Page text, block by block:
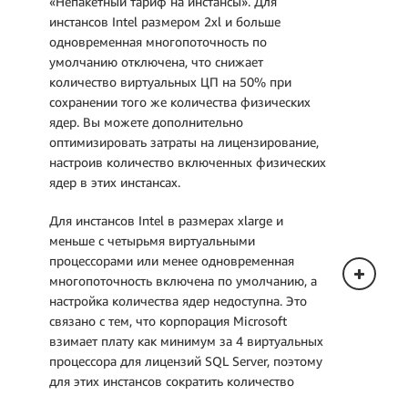
инстансов Intel размером 2xl и больше
одновременная многопоточность по
умолчанию отключена, что снижает
количество виртуальных ЦП на 50% при
сохранении того же количества физических
ядер. Вы можете дополнительно
оптимизировать затраты на лицензирование,
настроив количество включенных физических
ядер в этих инстансах.
Для инстансов Intel в размерах xlarge и
меньше с четырьмя виртуальными
процессорами или менее одновременная
многопоточность включена по умолчанию, а
настройка количества ядер недоступна. Это
связано с тем, что корпорация Microsoft
взимает плату как минимум за 4 виртуальных
процессора для лицензий SQL Server, поэтому
для этих инстансов сократить количество